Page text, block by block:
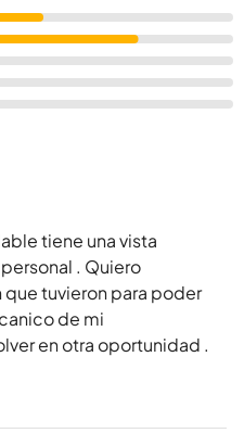
tiene una vista
. Quiero
tuvieron para poder
de mi
en otra oportunidad .